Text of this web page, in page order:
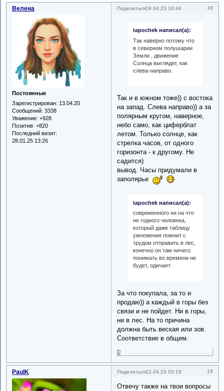
Поделиться 18
19.04.23 16:44
Велена
Постоянные
Зарегистрирован: 13.04.20
Сообщений: 3338
Уважение: +928
Позитив: +820
Последний визит:
28.01.25 13:26
tapochek написал(а):
Так наверно потому что
в северном полушарии
Земли , движение
Солнца выглядит, как
слева-направо.
Так и в южном тоже)) с востока
на запад. Слева направо)) а за
полярным кругом, наверное,
небо само, как циферблат
летом. Только солнце, как
стрелка часов, от одного
горизонта - к другому. Не
садится)
вывод. Часы придумали в
заполярье
tapochek написал(а):
современного ни на что
не годного человека,
который даже таблицу
умножения помнит с
трудом отправить в лес,
конечно он там ничего
понимать во времени не
будет, одичает.
За что покупала, за то и
продаю)) а каждый в горы без
связи и не пойдет. Ни в горы,
ни в лес. На то причина
должна быть веская или зов.
Соответствие в общем.
0
Поделиться 19
22.04.23 03:19
PaulK
Отвечу также на твои вопросы